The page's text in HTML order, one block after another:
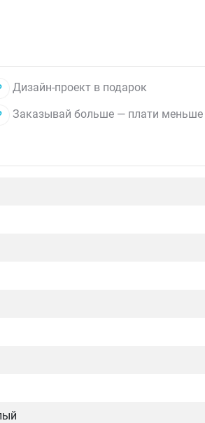
Дизайн-проект в подарок
Заказывай больше — плати меньше